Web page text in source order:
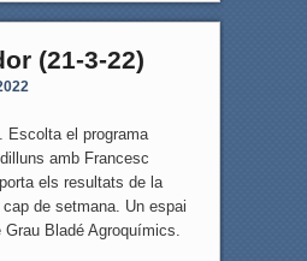
(21-3-22)
Escolta el programa
amb Francesc
els resultats de la
cap de setmana. Un espai
Bladé Agroquímics.